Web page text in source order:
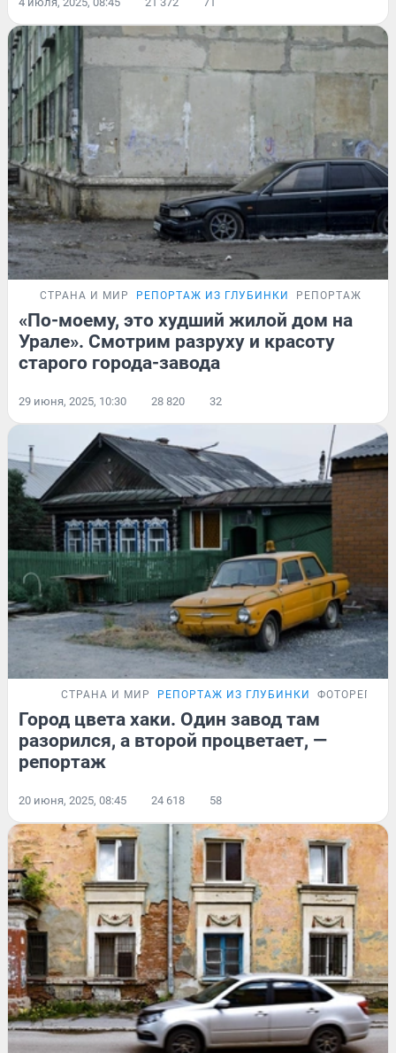
СТРАНА И МИР РЕПОРТАЖ ИЗ ГЛУБИНКИ РЕПОРТАЖ
«По-моему, это худший жилой дом на
Урале». Смотрим разруху и красоту
старого города-завода
29 июня, 2025, 10:30 28 820 32
СТРАНА И МИР РЕПОРТАЖ ИЗ ГЛУБИНКИ
Город цвета хаки. Один завод там
разорился, а второй процветает, —
репортаж
20 июня, 2025, 08:45 24 618 58